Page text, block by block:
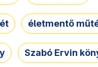
életmentő
Szabó Ervin